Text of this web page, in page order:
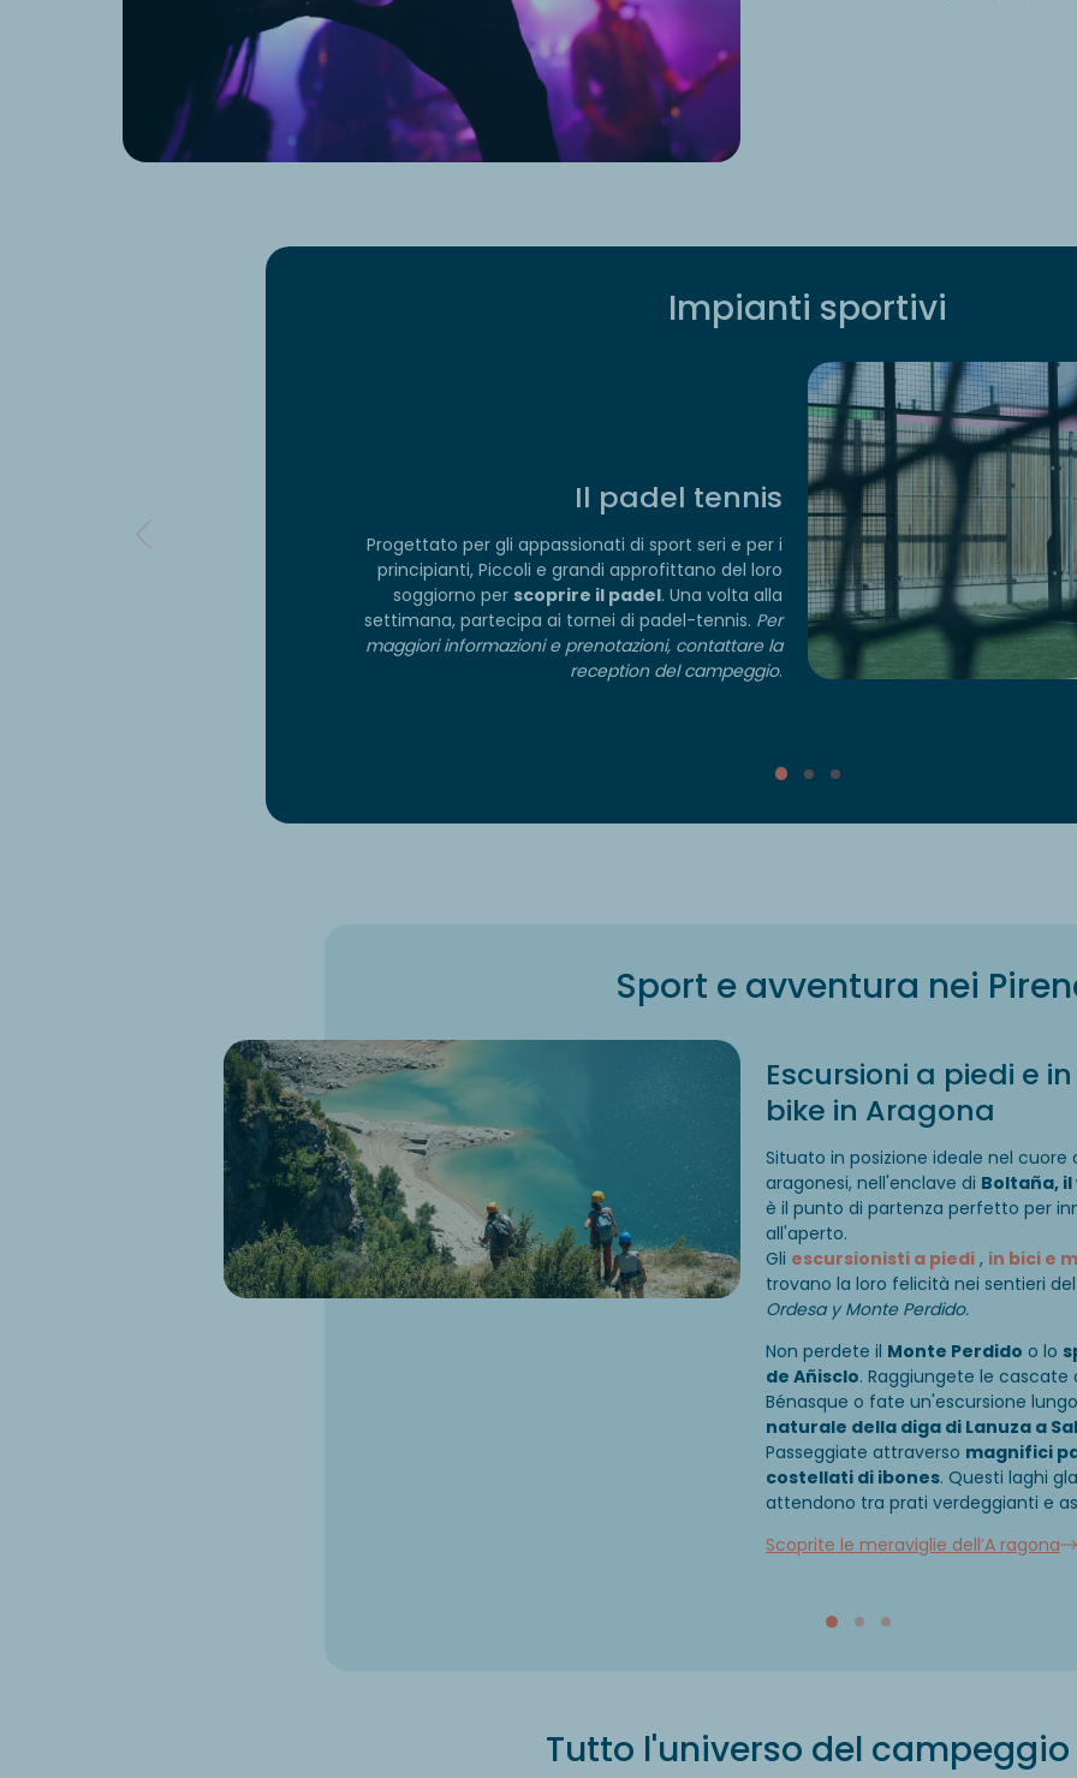
Impianti sportivi
Il padel tennis
Progettato per gli appassionati di sport seri e per i
principianti, Piccoli e grandi approfittano del loro
soggiorno per scoprire il padel. Una volta alla
settimana, partecipa ai tornei di padel-tennis. Per
maggiori informazioni e prenotazioni, contattare la
reception del campeggio.
Sport e avventura nei
Escursioni a piedi e
bike in Aragona
Situato in posizione ideale nel cuore
aragonesi, nell'enclave di Boltaña,
è il punto di partenza perfetto per
all'aperto.
Gli escursionisti a piedi , in bici e
trovano la loro felicità nei sentieri
Ordesa y Monte Perdido.
Non perdete il Monte Perdido o lo
de Añisclo. Raggiungete le cascate
Bénasque o fate un'escursione
naturale della diga di Lanuza a
Passeggiate attraverso magnifici
costellati di ibones. Questi laghi
attendono tra prati verdeggianti e
Scoprite le meraviglie dell’A ragona
Tutto l'universo del campeggio